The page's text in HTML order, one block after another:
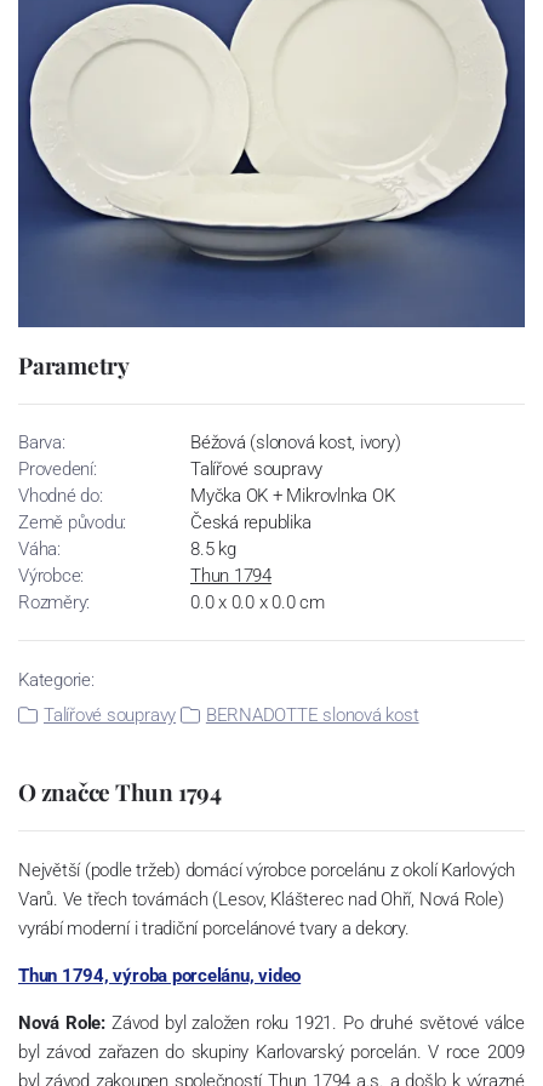
Parametry
Barva:
Béžová (slonová kost, ivory)
Provedení:
Talířové soupravy
Vhodné do:
Myčka OK + Mikrovlnka OK
Země původu:
Česká republika
Váha:
8.5 kg
Výrobce:
Thun 1794
Rozměry:
0.0 x 0.0 x 0.0 cm
Kategorie:
Talířové soupravy
BERNADOTTE slonová kost
O značce Thun 1794
Největší (podle tržeb) domácí výrobce porcelánu z okolí Karlových
Varů. Ve třech továrnách (Lesov, Klášterec nad Ohří, Nová Role)
vyrábí moderní i tradiční porcelánové tvary a dekory.
Thun 1794, výroba porcelánu, video
Nová Role: Závod byl založen roku 1921. Po druhé světové válce
byl závod zařazen do skupiny Karlovarský porcelán. V roce 2009
byl závod zakoupen společností Thun 1794 a.s. a došlo k výrazné